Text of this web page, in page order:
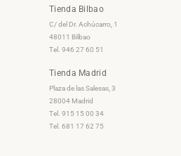
Tienda Bilbao
C/ del Dr. Achúcarro, 1
48011 Bilbao
Tel. 946 27 60 51
Tienda Madrid
Plaza de las Salesas, 3
28004 Madrid
Tel. 915 15 00 34
Tel. 681 17 62 75